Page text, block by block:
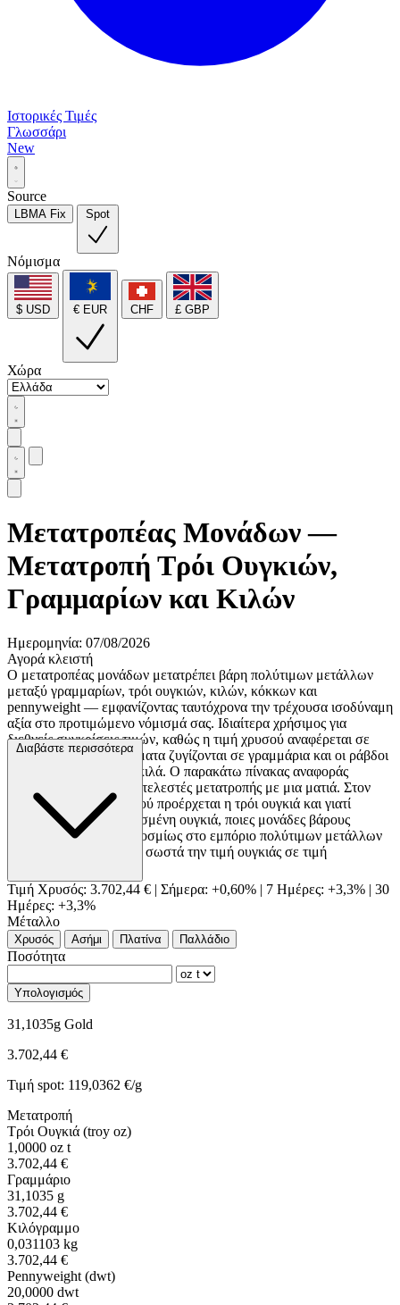
Ιστορικές Τιμές
Γλωσσάρι
New
Source
LBMA Fix Spot
Νόμισμα
$ USD € EUR CHF £ GBP
Χώρα
Μετατροπέας Μονάδων —
Μετατροπή Τρόι Ουγκιών,
Γραμμαρίων και Κιλών
Ημερομηνία: 07/08/2026
Αγορά κλειστή
Ο μετατροπέας μονάδων μετατρέπει βάρη πολύτιμων μετάλλων
μεταξύ γραμμαρίων, τρόι ουγκιών, κιλών, κόκκων και
pennyweight — εμφανίζοντας ταυτόχρονα την τρέχουσα ισοδύναμη
αξία στο προτιμώμενο νόμισμά σας. Ιδιαίτερα χρήσιμος για
διεθνείς συγκρίσεις τιμών, καθώς η τιμή χρυσού αναφέρεται σε
τρόι ουγκιές, τα κοσμήματα ζυγίζονται σε γραμμάρια και οι ράβδοι
διαπραγματεύονται σε κιλά. Ο παρακάτω πίνακας αναφοράς
παρέχει όλους τους συντελεστές μετατροπής με μια ματιά. Στον
οδηγό θα μάθετε από πού προέρχεται η τρόι ουγκιά και γιατί
διαφέρει από τη συνηθισμένη ουγκιά, ποιες μονάδες βάρους
χρησιμοποιούνται παγκοσμίως στο εμπόριο πολύτιμων μετάλλων
και πώς να μετατρέπετε σωστά την τιμή ουγκιάς σε τιμή
Τιμή Χρυσός: 3.702,44 € | Σήμερα: +0,60% | 7 Ημέρες: +3,3% | 30
Ημέρες: +3,3%
Μέταλλο
Χρυσός Ασήμι Πλατίνα Παλλάδιο
Ποσότητα
Υπολογισμός
31,1035g Gold
3.702,44 €
Τιμή spot: 119,0362 €/g
Μετατροπή
Τρόι Ουγκιά (troy oz)
1,0000 oz t
3.702,44 €
Γραμμάριο
31,1035 g
3.702,44 €
Κιλόγραμμο
0,031103 kg
3.702,44 €
Pennyweight (dwt)
20,0000 dwt